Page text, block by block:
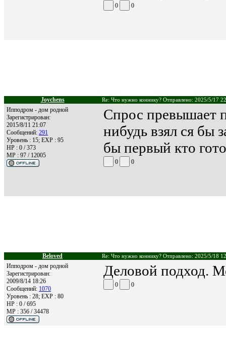
0 0
Joychens Re: Что нужно коннику? Отправлено: 2025/5/17
Ипподром - дом родной
Зарегистрирован:
2015/8/11 21:07
Сообщений: 291
Уровень : 15; EXP : 95
HP : 0 / 373
MP : 97 / 12005
Спрос превышает
нибудь взял ся бы
бы первый кто
0 0
Beloved Re: Что нужно коннику? Отправлено: 2025/5/18
Ипподром - дом родной
Зарегистрирован:
2009/8/14 18:26
Сообщений: 1070
Уровень : 28; EXP : 80
HP : 0 / 695
MP : 356 / 34478
Деловой подход.
0 0